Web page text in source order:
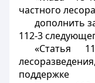
частного
дополнить
112-3
«Статья
поддержке